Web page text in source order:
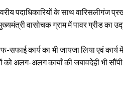
पदाधिकारियों के साथ वारिसलीगंज
वासोचक ग्राम में पावर ग्रीड
कार्य का भी जायजा लिया एवं कार्य में
को अलग-अलग कार्यां की जबावदेही भी